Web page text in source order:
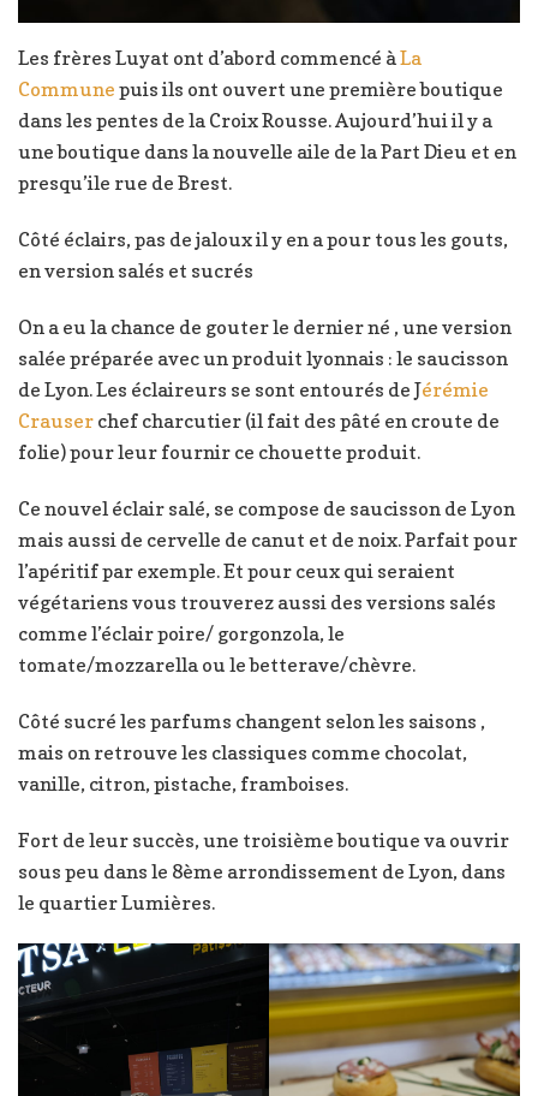
Les frères Luyat ont d’abord commencé àLa
Commune puis ils ont ouvert une première boutique
dans les pentes de la Croix Rousse. Aujourd’hui il y a
une boutique dans la nouvelle aile de la Part Dieu et en
presqu’ile rue de Brest.
Côté éclairs, pas de jaloux il y en a pour tous les gouts,
en version salés et sucrés
On a eu la chance de gouter le dernier né , une version
salée préparée avec un produit lyonnais : le saucisson
de Lyon. Les éclaireurs se sont entourés de Jérémie
Crauser chef charcutier (il fait des pâté en croute de
folie) pour leur fournir ce chouette produit.
Ce nouvel éclair salé, se compose de saucisson de Lyon
mais aussi de cervelle de canut et de noix. Parfait pour
l’apéritif par exemple. Et pour ceux qui seraient
végétariens vous trouverez aussi des versions salés
comme l’éclair poire/ gorgonzola, le
tomate/mozzarella ou le betterave/chèvre.
Côté sucré les parfums changent selon les saisons ,
mais on retrouve les classiques comme chocolat,
vanille, citron, pistache, framboises.
Fort de leur succès, une troisième boutique va ouvrir
sous peu dans le 8ème arrondissement de Lyon, dans
le quartier Lumières.